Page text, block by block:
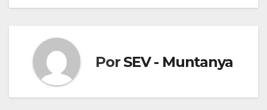
Por SEV - Muntanya